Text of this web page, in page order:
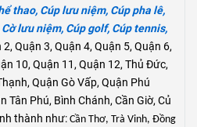
thao, Cúp lưu niệm, Cúp pha lê,
Cờ lưu niệm, Cúp golf, Cúp tennis,
Quận 3, Quận 4, Quận 5, Quận 6,
10, Quận 11, Quận 12, Thủ Đức,
Quận Gò Vấp, Quận Phú
Tân Phú, Bình Chánh, Cần Giờ, Củ
thành như: Cần Thơ, Trà Vinh, Đồng